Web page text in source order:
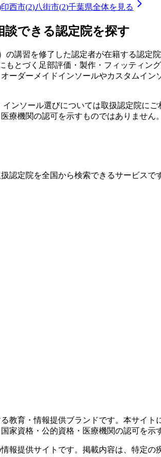
印西市(2)八街市(2)千葉県全体を見る
できる認定院を探す
の講習を修了した認定者が在籍する認定
とづく足部評価・製作・フィッティン
ダーメイドインソールやカスタムイ
ンソール選びについては取扱認定院に
療機関の認可を示すものではありません。
認定院を全国から検索できるサービスで
教育・情報提供ブランドです。本サイ
資格・公的資格・医療機関の認可を示
報提供サイトです。掲載内容は、特定